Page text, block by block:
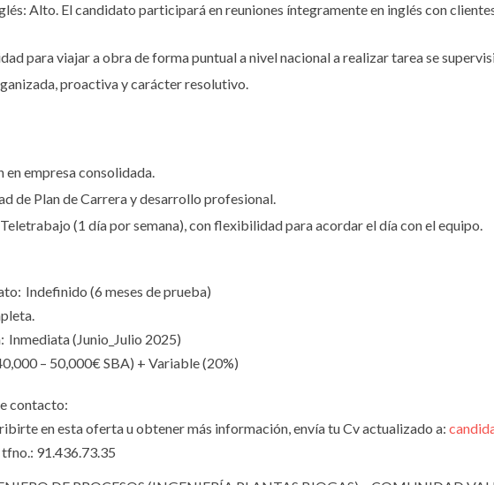
Alto. El candidato participará en reuniones íntegramente en inglés con
para viajar a obra de forma puntual a nivel nacional a realizar tarea se
proactiva y carácter resolutivo.
en empresa consolidada.
de Plan de Carrera y desarrollo profesional.
(1 día por semana), con flexibilidad para acordar el día con el equipo.
Indefinido (6 meses de prueba)
Inmediata (Junio_Julio 2025)
– 50,000€ SBA) + Variable (20%)
contacto:
en esta oferta u obtener más información, envía tu Cv actualizado a:
91.436.73.35